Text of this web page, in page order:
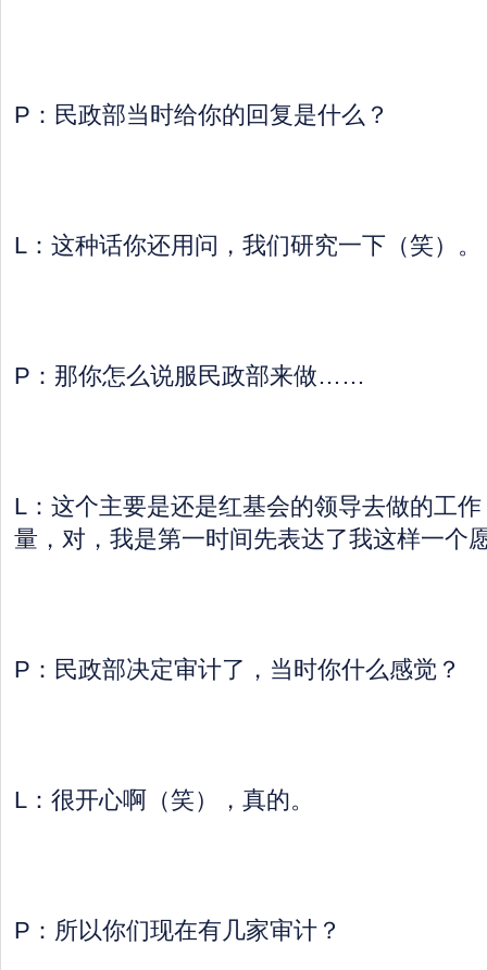
P：民政部当时给你的回复是什么？
L：这种话你还用问，我们研究一下（笑）。
P：那你怎么说服民政部来做……
L：这个主要是还是红基会的领导去做的工
量，对，我是第一时间先表达了我这样一个
P：民政部决定审计了，当时你什么感觉？
L：很开心啊（笑），真的。
P：所以你们现在有几家审计？